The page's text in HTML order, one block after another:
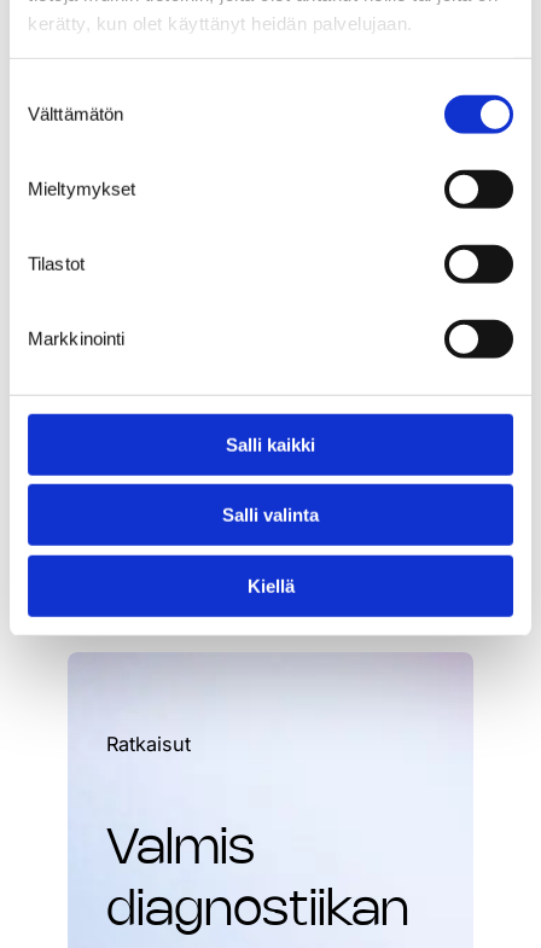
kerätty, kun olet käyttänyt heidän palvelujaan.
valinta
Välttämätön
Mieltymykset
Tilastot
Markkinointi
Salli kaikki
Salli valinta
Kiellä
1 2 3 … 10
Ratkaisut
Valmis
diagnostiikan